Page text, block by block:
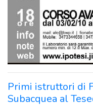
Primi istruttori di
Subacquea al